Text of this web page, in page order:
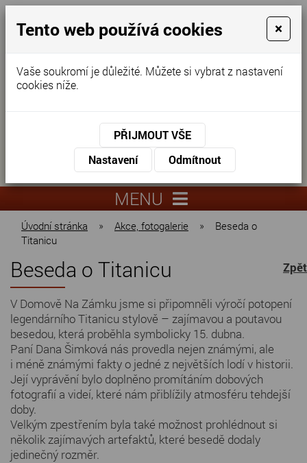
prohlídka
KONTAKTUJTE NÁS
KONTAKTUJTE NÁS
551
lysa.cz
MENU
Úvodní stránka » Akce, fotogalerie »
Beseda o
Titanicu
Beseda o Titanicu
V Domově Na Zámku jsme si připomněli výročí potopení
legendárního Titanicu stylově – zajímavou a poutavou
besedou, která proběhla symbolicky 15. dubna.
Paní Dana Šimková nás provedla nejen známými, ale
i méně známými fakty o jedné z největších lodí v historii.
Její vyprávění bylo doplněno promítáním dobových
fotografií a videí, které nám přiblížily atmosféru tehdejší
doby.
Velkým zpestřením byla také možnost prohlédnout si
několik zajímavých artefaktů, které besedě dodaly
jedinečný rozměr.
Zpět
Tento web používá cookies ×
Vaše soukromí je důležité. Můžete si vybrat z nastavení
cookies níže.
PŘIJMOUT VŠE
Nastavení
Odmítnout